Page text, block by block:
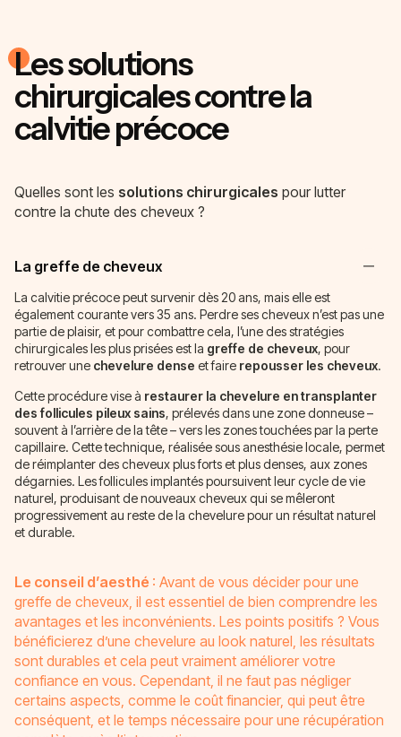
Les solutions
chirurgicales contre la
calvitie précoce
Quelles sont les solutions chirurgicales pour lutter
contre la chute des cheveux ?
La greffe de cheveux
La calvitie précoce peut survenir dès 20 ans, mais elle est
également courante vers 35 ans. Perdre ses cheveux n’est pas une
partie de plaisir, et pour combattre cela, l’une des stratégies
chirurgicales les plus prisées est la greffe de cheveux, pour
retrouver une chevelure dense et faire repousser les cheveux.
Cette procédure vise à restaurer la chevelure en transplanter
des follicules pileux sains, prélevés dans une zone donneuse –
souvent à l’arrière de la tête – vers les zones touchées par la perte
capillaire. Cette technique, réalisée sous anesthésie locale, permet
de réimplanter des cheveux plus forts et plus denses, aux zones
dégarnies. Les follicules implantés poursuivent leur cycle de vie
naturel, produisant de nouveaux cheveux qui se mêleront
progressivement au reste de la chevelure pour un résultat naturel
et durable.
Le conseil d’aesthé : Avant de vous décider pour une
greffe de cheveux, il est essentiel de bien comprendre les
avantages et les inconvénients. Les points positifs ? Vous
bénéficierez d’une chevelure au look naturel, les résultats
sont durables et cela peut vraiment améliorer votre
confiance en vous. Cependant, il ne faut pas négliger
certains aspects, comme le coût financier, qui peut être
conséquent, et le temps nécessaire pour une récupération